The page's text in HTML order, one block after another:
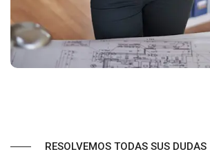
RESOLVEMOS TODAS SUS DUDAS